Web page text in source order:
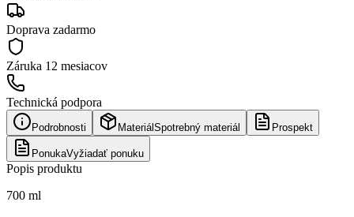
Doprava zadarmo
Záruka 12 mesiacov
Technická podpora
Podrobnosti Materiál Spotrebný materiál Prospekt
PonukaVyžiadať ponuku
Popis produktu
700 ml